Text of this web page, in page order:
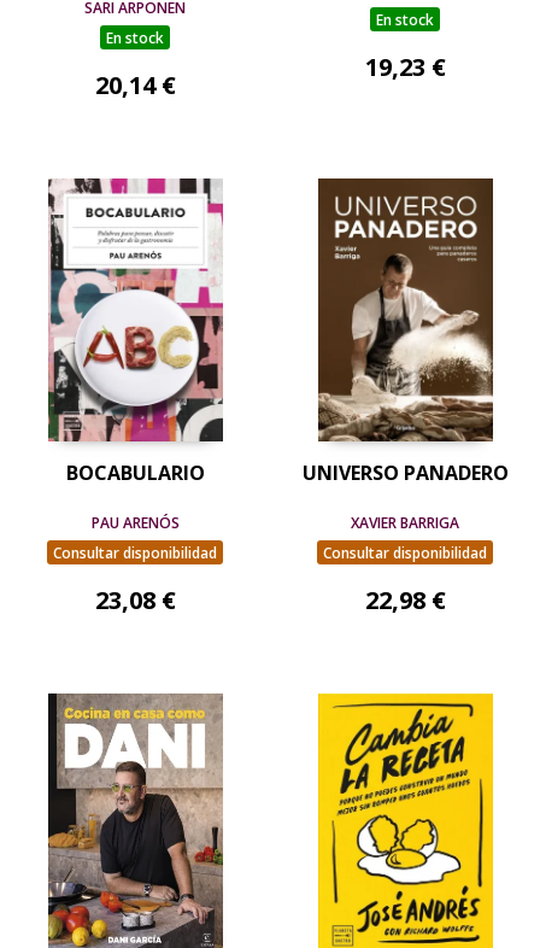
SARI ARPONEN
En stock
20,14 €
SANJI
En stock
19,23 €
BOCABULARIO
PAU ARENÓS
Consultar disponibilidad
23,08 €
UNIVERSO PANADERO
XAVIER BARRIGA
Consultar disponibilidad
22,98 €